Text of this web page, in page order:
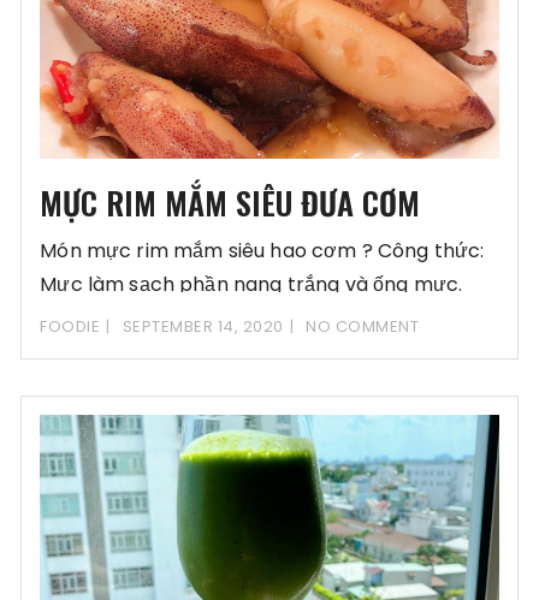
MỰC RIM MẮM SIÊU ĐƯA CƠM
Món mực rim mắm siêu hao cơm ? Công thức:
Mực làm sạch phần nang trắng và ống mực.
Sau
FOODIE SEPTEMBER 14, 2020 NO COMMENT